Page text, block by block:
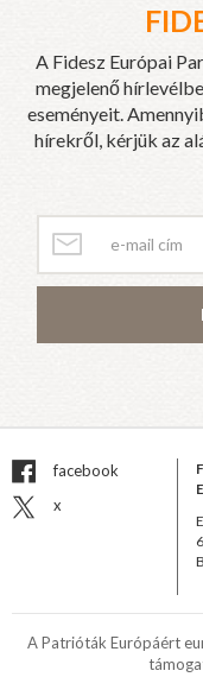
A Fidesz Európai
megjelenő
eseményeit.
hírekről, kérjük az
facebook
x
A Patrióták Európáért